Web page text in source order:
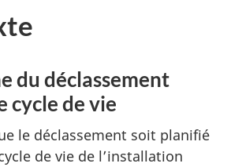
du déclassement
cycle de vie
le déclassement soit planifié
de vie de l’installation